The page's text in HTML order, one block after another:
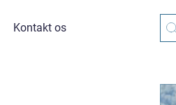
Kontakt os